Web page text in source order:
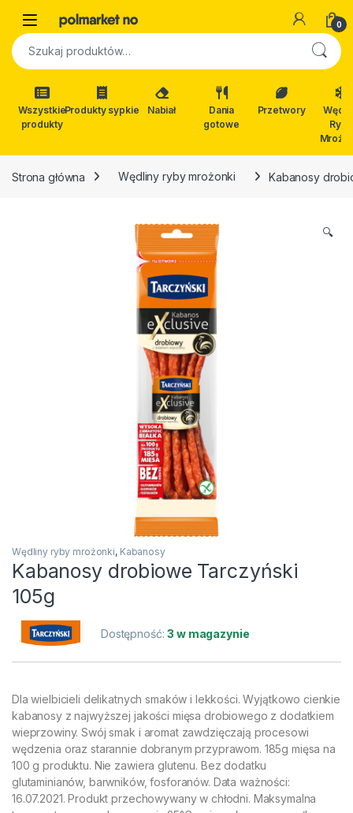
Open 0
Szukaj:
Wszystkie
produkty
Produkty sypkie Nabiał
Dania
gotowe
Przetwory
Ryby
Strona główna Wędliny ryby mrożonki Kabanosy
🔍
Wędliny ryby mrożonki, Kabanosy
Kabanosy drobiowe Tarczyński
105g
Dostępność:3 w magazynie
Dla wielbicieli delikatnych smaków i lekkości. Wyjątkowo cienkie
kabanosy z najwyższej jakości mięsa drobiowego z dodatkiem
wieprzowiny. Swój smak i aromat zawdzięczają procesowi
wędzenia oraz starannie dobranym przyprawom. 185g mięsa na
100 g produktu. Nie zawiera glutenu. Bez dodatku
glutaminianów, barwników, fosforanów. Data ważności:
16.07.2021. Produkt przechowywany w chłodni. Maksymalna